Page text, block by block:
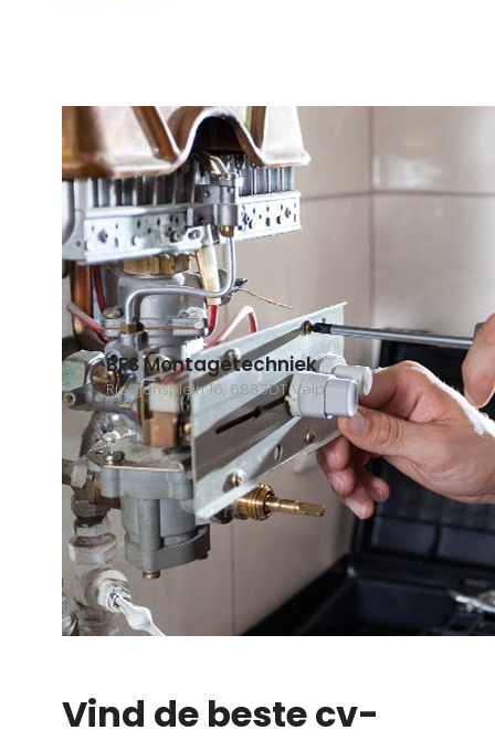
BFS Montagetechniek
Rietgansplein 16, 6883DT Velp
Vind de beste cv-